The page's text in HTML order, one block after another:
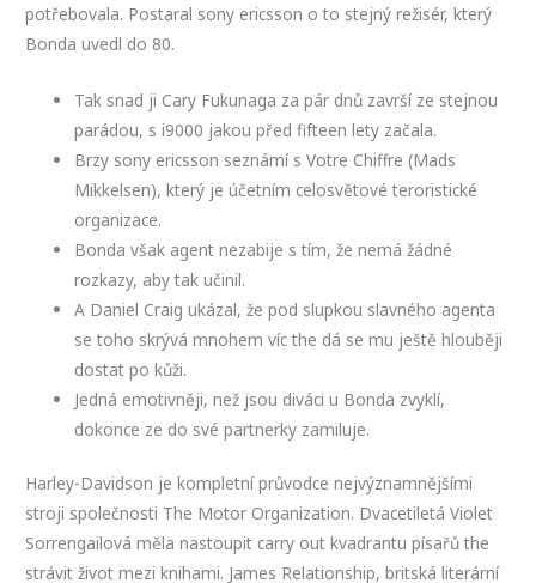
potřebovala. Postaral sony ericsson o to stejný režisér, který
Bonda uvedl do 80.
Tak snad ji Cary Fukunaga za pár dnů završí ze stejnou
parádou, s i9000 jakou před fifteen lety začala.
Brzy sony ericsson seznámí s Votre Chiffre (Mads
Mikkelsen), který je účetním celosvětové teroristické
organizace.
Bonda však agent nezabije s tím, že nemá žádné
rozkazy, aby tak učinil.
A Daniel Craig ukázal, že pod slupkou slavného agenta
se toho skrývá mnohem víc the dá se mu ještě hlouběji
dostat po kůži.
Jedná emotivněji, než jsou diváci u Bonda zvyklí,
dokonce ze do své partnerky zamiluje.
Harley-Davidson je kompletní průvodce nejvýznamnějšími
stroji společnosti The Motor Organization. Dvacetiletá Violet
Sorrengailová měla nastoupit carry out kvadrantu písařů the
strávit život mezi knihami. James Relationship, britská literární